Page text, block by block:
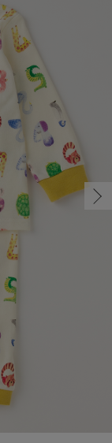
送料無料アイテム全て
トップス
パンツ
スカート
パジャマ
インナー
雑貨
ベビー
ブラキャミ おまとめ
MAX55%OFF ブラック
【37周年祭セール】
【37周年祭セール】
気温差別オススメア
【〜10℃】3月中旬
涼しくて可愛い「ワ
マタニティウェア
こだわりの履き心地
デニム
レギンス
オフィス
きれいめトップス派
きれいめスカート派
きれいめ美脚パンツ派
ツィード派
王道シンプル派
セットアップ派
出産準備応援割全て
マタニティインナー
ベビー
【オフィスカジュア
パンツタイプ
【フォーマル】ボト
【フォーマル】トッ
【ベビー】半袖
【ベビー】グッズ
2WAYオール
コンビ肌着
短肌着
セット
快適ウェア10%OFF
春のマタニティワン
Aライン ・フレアワ
Iライン ・タイトシル
ジャンパースカート/
ワーク・オフィス
カジュアル
フォーマル / オケー
あったかアイテム｜
Gift Selection 出産
〜5,000円（税込）
〜10,000円（税込）
10,001円（税込）〜
女の子におススメの
男の子におススメの
定番ギフト
もらって嬉しいギフト
かわいくておもしろ
冬の冷え対策インナ
綿混素材
腹巻・ひざ上パンツ
保温&リカバリー
レギンス・タイツ
カップ付きインナー
あったか度◎
裏起毛素材
入院準備の持ち物チ
赤ちゃんへ使うもの
産後に使うグッズ
冬のあったか特集全て
【冬のあったか特集
【冬のあったか特集
【冬のあったか特集